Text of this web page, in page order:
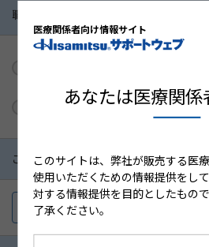
職種
ご勤務先施設名
施設を検索
医療関係者向け情報サイト
あなたは医療関係
このサイトは、弊社が販売する医
使用いただくための情報提供をして
対する情報提供を目的としたもの
了承ください。